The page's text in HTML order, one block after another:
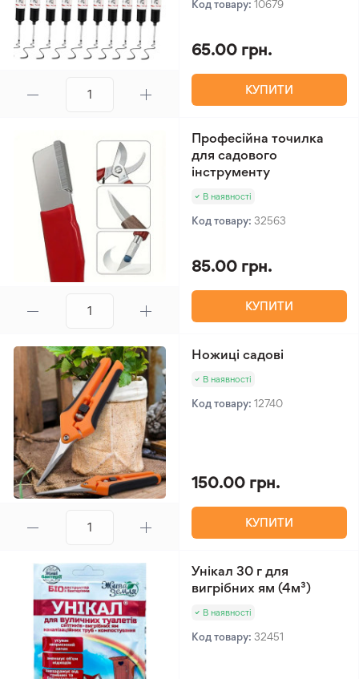
Код товару: 10679
65.00 грн.
КУПИТИ
Професійна точилка
для садового
інструменту
В наявності
Код товару: 32563
85.00 грн.
КУПИТИ
Ножиці садові
В наявності
Код товару: 12740
150.00 грн.
КУПИТИ
Унікал 30 г для
вигрібних ям (4м³)
В наявності
Код товару: 32451